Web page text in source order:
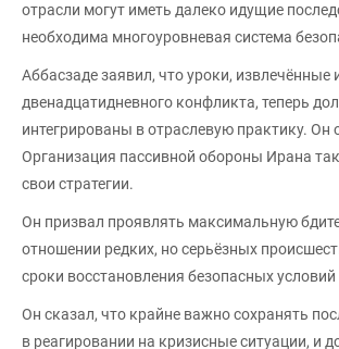
отрасли могут иметь далеко идущие
необходима многоуровневая система
Аббасзаде заявил, что уроки, извлечённые
двенадцатидневного конфликта, теперь
интегрированы в отраслевую практику. Он
Организация пассивной обороны Ирана
свои стратегии.
Он призвал проявлять максимальную
отношении редких, но серьёзных
сроки восстановления безопасных
Он сказал, что крайне важно сохранять
в реагировании на кризисные ситуации, и